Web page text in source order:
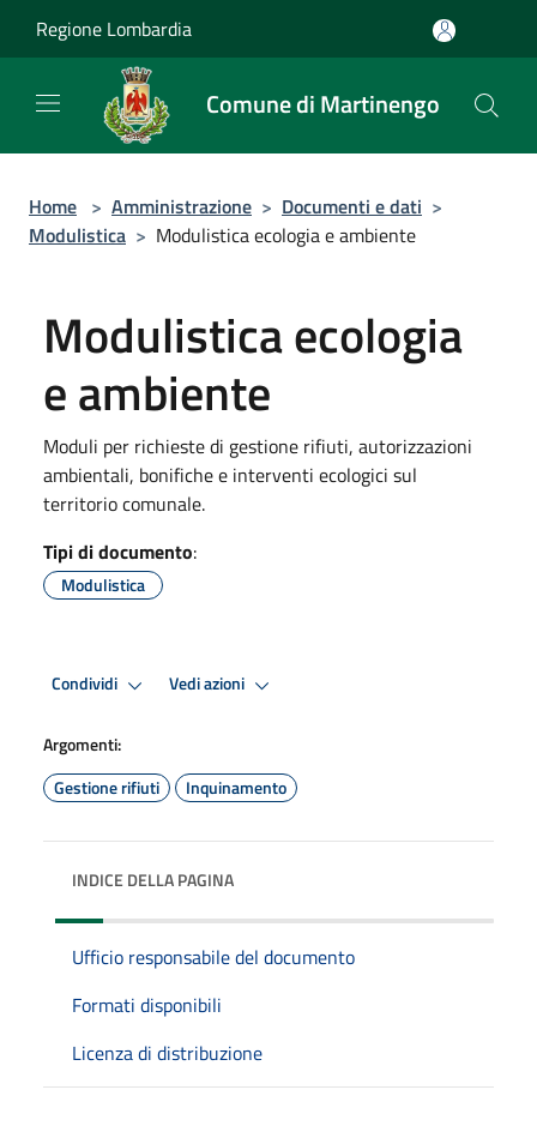
Regione Lombardia
Comune di Martinengo
Home > Amministrazione > Documenti e dati >
Modulistica > Modulistica ecologia e ambiente
Modulistica ecologia
e ambiente
Moduli per richieste di gestione rifiuti, autorizzazioni
ambientali, bonifiche e interventi ecologici sul
territorio comunale.
Tipi di documento:
Modulistica
Condividi Vedi azioni
Argomenti:
Gestione rifiuti
Inquinamento
INDICE DELLA PAGINA
Ufficio responsabile del documento
Formati disponibili
Licenza di distribuzione